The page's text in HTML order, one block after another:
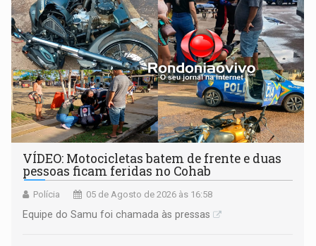
VÍDEO: Motocicletas batem de frente e duas
pessoas ficam feridas no Cohab
Polícia 05 de Agosto de 2026 às 16:58
Equipe do Samu foi chamada às pressas